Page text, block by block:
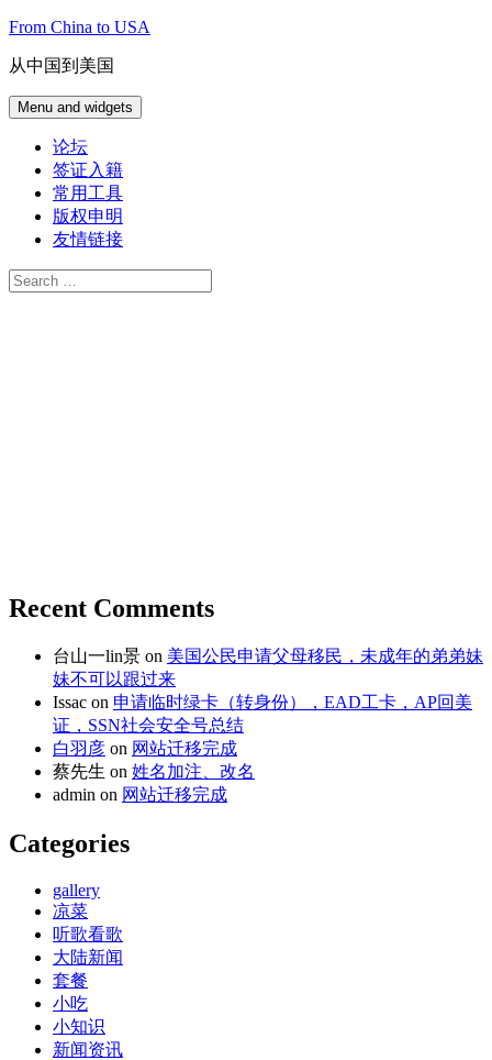
Skip
content
From China to USA
从中国到美国
Menu and widgets
论坛
签证入籍
常用工具
版权申明
友情链接
Search
for:
Recent Comments
台山一lin景 on 美国公民申请父母移民，未成年的弟弟妹
妹不可以跟过来
Issac on 申请临时绿卡（转身份），EAD工卡，AP回美
证，SSN社会安全号总结
白羽彦 on 网站迁移完成
蔡先生 on 姓名加注、改名
admin on 网站迁移完成
Categories
gallery
凉菜
听歌看歌
大陆新闻
套餐
小吃
小知识
新闻资讯